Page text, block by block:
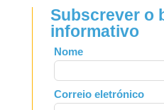
Subscrever o
informativo
Leave
this
field
blank
Nome
Correio eletrónico